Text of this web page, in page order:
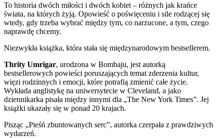
To historia dwóch miłości i dwóch kobiet – różnych jak krańce
świata, na których żyją. Opowieść o poświęceniu i sile rodzącej się
wtedy, gdy trzeba wybrać między tym, co narzucone, a tym, czego
naprawdę chcemy.
Niezwykła książka, która stała się międzynarodowym bestsellerem.
Thrity Umrigar, urodzona w Bombaju, jest autorką
bestsellerowych powieści poruszających temat zderzenia kultur,
więzi rodzinnych i emocji, które potrafią zmienić całe życie.
Wykłada anglistykę na uniwersytecie w Cleveland, a jako
dziennikarka pisała między innymi dla „The New York Times”. Jej
książki ukazały się w ponad 20 krajach.
Pisząc „Pieśń zbuntowanych serc”, autorka czerpała z prawdziwych
wydarzeń.